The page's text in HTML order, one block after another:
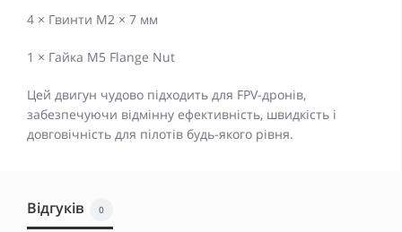
4 × Гвинти M2 × 7 мм
1 × Гайка M5 Flange Nut
Цей двигун чудово підходить для FPV-дронів,
забезпечуючи відмінну ефективність, швидкість і
довговічність для пілотів будь-якого рівня.
Відгуків 0